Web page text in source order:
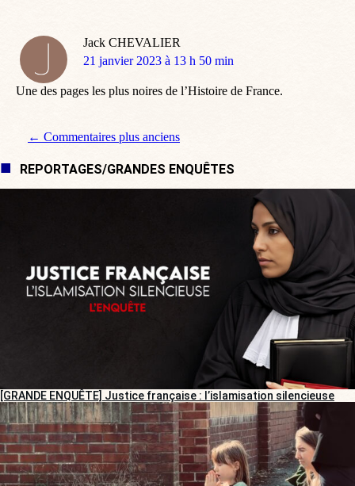
Jack CHEVALIER
dit
21 janvier 2023 à 13 h 50 min
Une des pages les plus noires de l’Histoire de France.
Navigation de commentaire
← Commentaires plus anciens
REPORTAGES/GRANDES ENQUÊTES
[GRANDE ENQUÊTE] Justice française : l’islamisation silencieuse